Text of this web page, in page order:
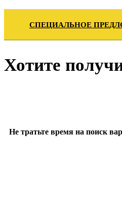
СПЕЦИАЛЬНОЕ
Хотите
Не тратьте время на поиск